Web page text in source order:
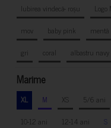
Iubirea vindecă- roșu
Logo
mov
baby pink mentă
gri
coral albastru navy
Marime
XL M XS 5/6 ani
10-12 ani
12-14 ani S